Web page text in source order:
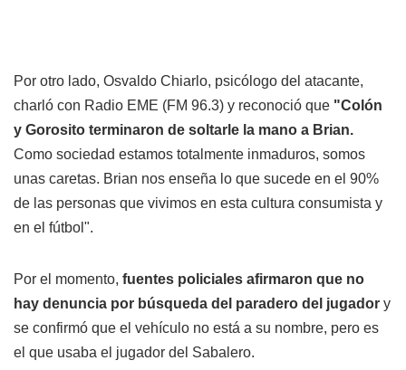
Por otro lado, Osvaldo Chiarlo, psicólogo del atacante,
charló con Radio EME (FM 96.3) y reconoció que "Colón
y Gorosito terminaron de soltarle la mano a Brian.
Como sociedad estamos totalmente inmaduros, somos
unas caretas. Brian nos enseña lo que sucede en el 90%
de las personas que vivimos en esta cultura consumista y
en el fútbol".
Por el momento, fuentes policiales afirmaron que no
hay denuncia por búsqueda del paradero del jugador y
se confirmó que el vehículo no está a su nombre, pero es
el que usaba el jugador del Sabalero.